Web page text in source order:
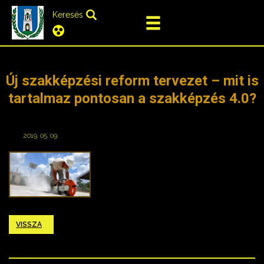
Keresés
Új szakképzési reform tervezet – mit is
tartalmaz pontosan a szakképzés 4.0?
2019. 05. 09.
VISSZA